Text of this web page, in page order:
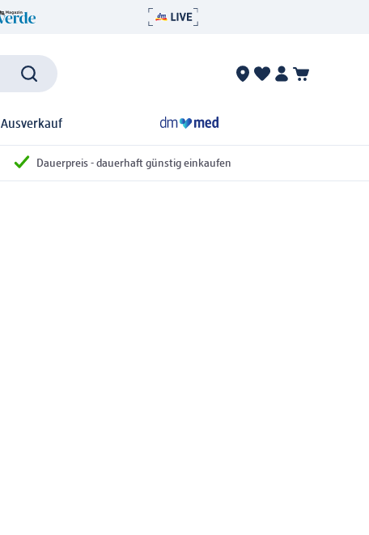
Ausverkauf
Dauerpreis - dauerhaft günstig einkaufen